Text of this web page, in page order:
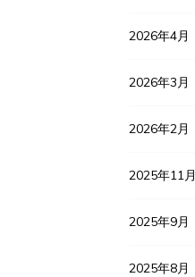
2026年4月
2026年3月
2026年2月
2025年11月
2025年9月
2025年8月